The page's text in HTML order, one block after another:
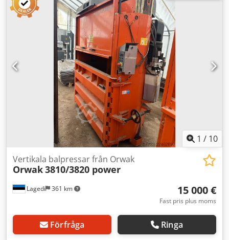
1 / 10
Lagedi 361 km
Vertikala balpressar från Orwak
Orwak3810/3820 power
15 000 €
Fast pris plus moms
Förfråga Ringa